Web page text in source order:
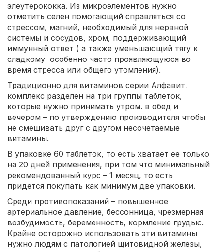
элеутерококка. Из микроэлементов нужно
отметить селен помогающий справляться со
стрессом, магний, необходимый для нервной
системы и сосудов, хром, поддерживающий
иммунный ответ ( а также уменьшающий тягу к
сладкому, особенно часто проявляющуюся во
время стресса или общего утомления).
Традиционно для витаминов серии Алфавит,
комплекс разделен на три группы таблеток,
которые нужно принимать утром. в обед и
вечером – по утверждению производителя чтобы
не смешивать друг с другом несочетаемые
витамины.
В упаковке 60 таблеток, то есть хватает ее только
на 20 дней применения, при том что минимальный
рекомендованный курс – 1 месяц, то есть
придется покупать как минимум две упаковки.
Среди противопоказаний – повышенное
артериальное давление, бессонница, чрезмерная
возбудимость, беременность, кормление грудью.
Крайне осторожно использовать эти витамины
нужно людям с патологией щитовидной железы,